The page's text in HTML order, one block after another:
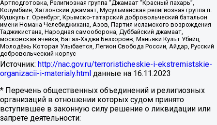
Артподготовка, Религиозная группа “Джамаат “Красный пахарь”,
Колумбайн, Хатлонский джамаат, Мусульманская религиозная группа п.
Кушкуль г. Оренбург, Крымско-татарский добровольческий батальон
имени Номана Челебиджихана, Азов, Партия исламского возрождения
Таджикистана, Народная самооборона, Дуббайский джамаат,
московская ячейка, Батал-Хаджи Белхороев, Маньяки Культ Убийц,
Молодёжь Которая Улыбается, Легион Свобода России, Айдар, Русский
добровольческий корпус
Источник: http://nac.gov.ru/terroristicheskie-i-ekstremistskie-
organizacii-i-materialy.html данные на 16.11.2023
* Перечень общественных объединений и религиозных
организаций в отношении которых судом принято
вступившее в законную силу решение о ликвидации или
запрете деятельности: